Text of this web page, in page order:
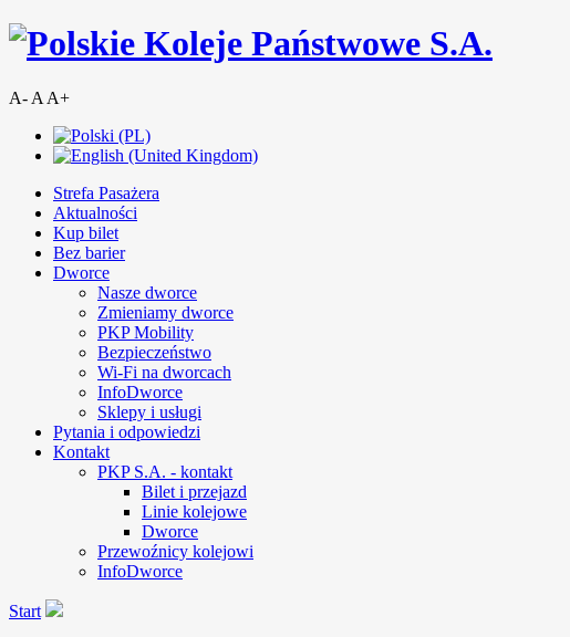
A- A A+
Strefa Pasażera
Aktualności
Kup bilet
Bez barier
Dworce
Nasze dworce
Zmieniamy dworce
PKP Mobility
Bezpieczeństwo
Wi-Fi na dworcach
InfoDworce
Sklepy i usługi
Pytania i odpowiedzi
Kontakt
PKP S.A. - kontakt
Bilet i przejazd
Linie kolejowe
Dworce
Przewoźnicy kolejowi
InfoDworce
Start